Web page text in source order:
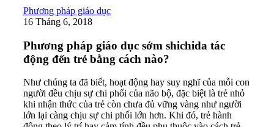
Phương pháp giáo dục
16 Tháng 6, 2018
Phương pháp giáo dục sớm shichida tác
động đến trẻ bằng cách nào?
Như chúng ta đã biết, hoạt động hay suy nghĩ của mỗi con
người đều chịu sự chi phối của não bộ, đặc biệt là trẻ nhỏ
khi nhận thức của trẻ còn chưa đủ vững vàng như người
lớn lại càng chịu sự chi phối lớn hơn. Khi đó, trẻ hành